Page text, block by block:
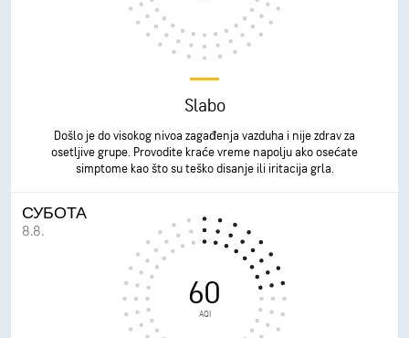
Slabo
Došlo je do visokog nivoa zagađenja vazduha i nije zdrav za
osetljive grupe. Provodite kraće vreme napolju ako osećate
simptome kao što su teško disanje ili iritacija grla.
СУБОТА
8.8.
60
AQI